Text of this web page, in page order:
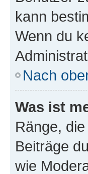
kann
Wenn du
Nach
Was ist
Ränge,
Beiträge
wie